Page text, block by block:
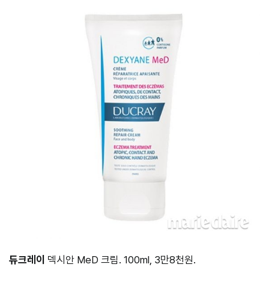
듀크레이 덱시안 MeD 크림. 100ml, 3만8천원.